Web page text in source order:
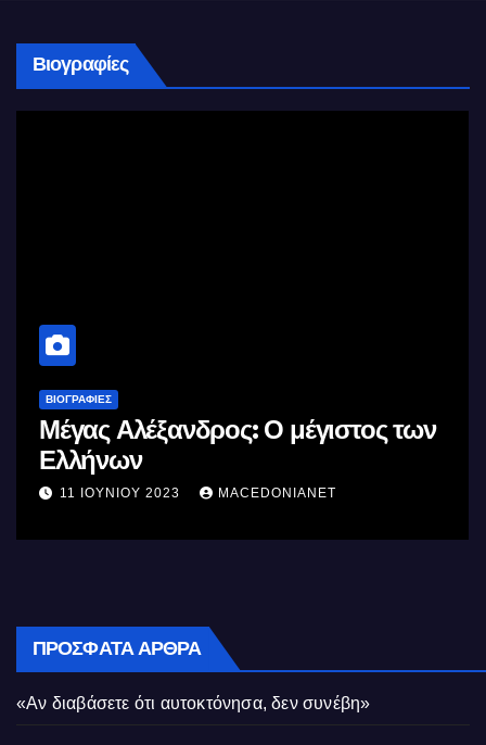
Βιογραφίες
ΒΙΟΓΡΑΦΊΕΣ
Μέγας Αλέξανδρος: Ο μέγιστος των
Ελλήνων
11 ΙΟΥΝΊΟΥ 2023 MACEDONIANET
ΠΡΌΣΦΑΤΑ ΆΡΘΡΑ
«Αν διαβάσετε ότι αυτοκτόνησα, δεν συνέβη»